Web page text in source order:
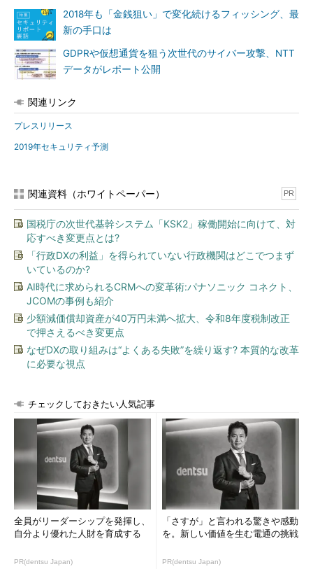
トの分析によって導かれるとしている。
2018年も「金銭狙い」で変化続けるフィッシング、最
新の手口は
GDPRや仮想通貨を狙う次世代のサイバー攻撃、NTT
データがレポート公開
関連リンク
プレスリリース
2019年セキュリティ予測
関連資料（ホワイトペーパー） PR
国税庁の次世代基幹システム「KSK2」稼働開始に向けて、対
応すべき変更点とは?
「行政DXの利益」を得られていない行政機関はどこでつまず
いているのか?
AI時代に求められるCRMへの変革術:パナソニック コネクト、
JCOMの事例も紹介
少額減価償却資産が40万円未満へ拡大、令和8年度税制改正
で押さえるべき変更点
なぜDXの取り組みは“よくある失敗”を繰り返す? 本質的な改革
に必要な視点
チェックしておきたい人気記事
全員がリーダーシップを発揮し、
自分より優れた人財を育成する
PR(dentsu Japan)
「さすが」と言われる驚きや感動
を。新しい価値を生む電通の挑戦
PR(dentsu Japan)